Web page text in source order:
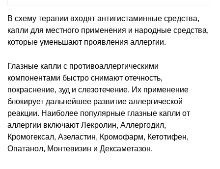
В схему терапии входят антигистаминные средства,
капли для местного применения и народные средства,
которые уменьшают проявления аллергии.
Глазные капли с противоаллергическими
компонентами быстро снимают отечность,
покраснение, зуд и слезотечение. Их применение
блокирует дальнейшее развитие аллергической
реакции. Наиболее популярные глазные капли от
аллергии включают Лекролин, Аллергодил,
Кромогексал, Азеластин, Кромофарм, Кетотифен,
Опатанол, Монтевизин и Дексаметазон.